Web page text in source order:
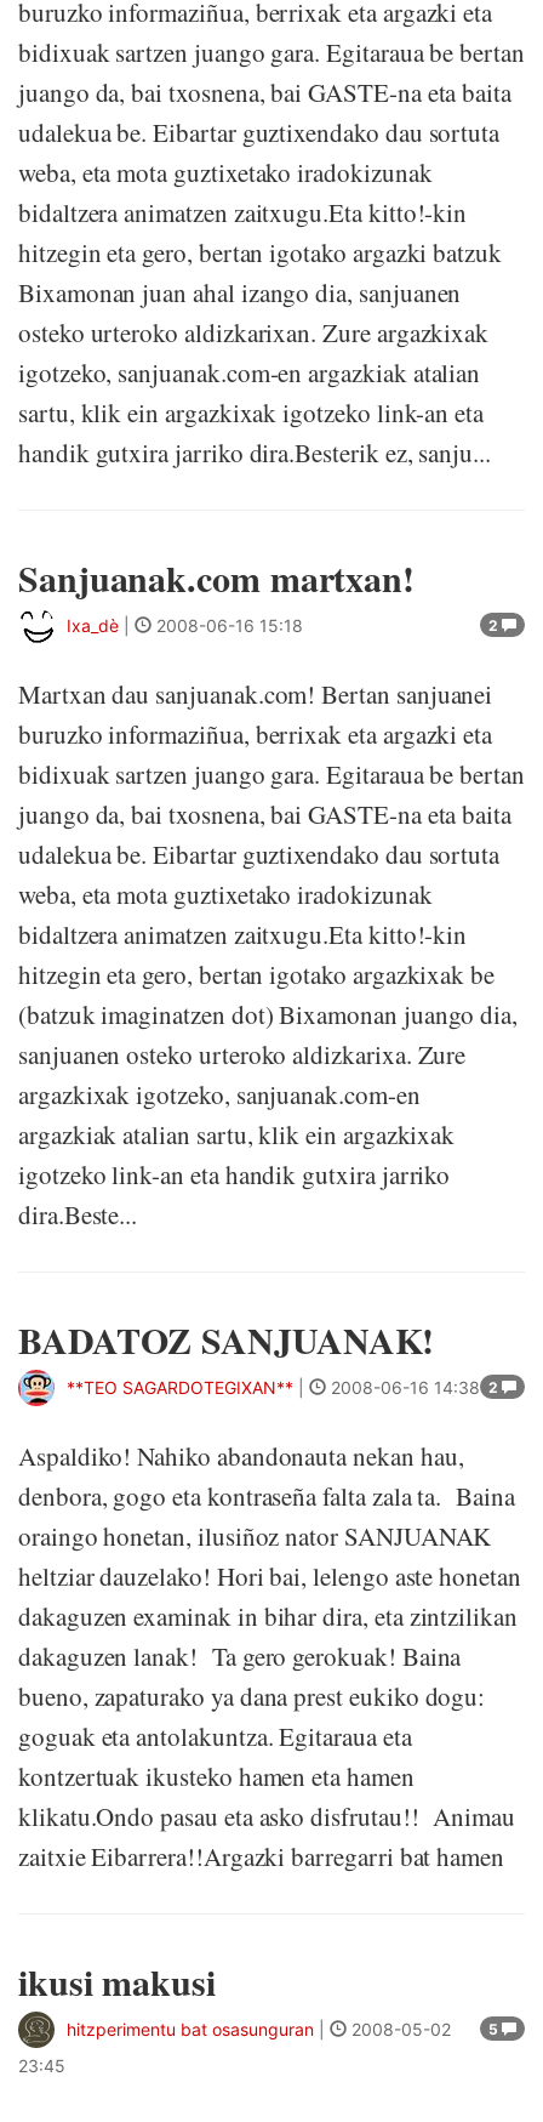
buruzko informaziñua, berrixak eta argazki eta
bidixuak sartzen juango gara. Egitaraua be bertan
juango da, bai txosnena, bai GASTE-na eta baita
udalekua be. Eibartar guztixendako dau sortuta
weba, eta mota guztixetako iradokizunak
bidaltzera animatzen zaitxugu.Eta kitto!-kin
hitzegin eta gero, bertan igotako argazki batzuk
Bixamonan juan ahal izango dia, sanjuanen
osteko urteroko aldizkarixan. Zure argazkixak
igotzeko, sanjuanak.com-en argazkiak atalian
sartu, klik ein argazkixak igotzeko link-an eta
handik gutxira jarriko dira.Besterik ez, sanju...
Sanjuanak.com martxan!
2
Ixa_dè 2008-06-16 15:18
Martxan dau sanjuanak.com! Bertan sanjuanei
buruzko informaziñua, berrixak eta argazki eta
bidixuak sartzen juango gara. Egitaraua be bertan
juango da, bai txosnena, bai GASTE-na eta baita
udalekua be. Eibartar guztixendako dau sortuta
weba, eta mota guztixetako iradokizunak
bidaltzera animatzen zaitxugu.Eta kitto!-kin
hitzegin eta gero, bertan igotako argazkixak be
(batzuk imaginatzen dot) Bixamonan juango dia,
sanjuanen osteko urteroko aldizkarixa. Zure
argazkixak igotzeko, sanjuanak.com-en
argazkiak atalian sartu, klik ein argazkixak
igotzeko link-an eta handik gutxira jarriko
dira.Beste...
BADATOZ SANJUANAK!
2
**TEO SAGARDOTEGIXAN** 2008-06-16 14:38
Aspaldiko! Nahiko abandonauta nekan hau,
denbora, gogo eta kontraseña falta zala ta. Baina
oraingo honetan, ilusiñoz nator SANJUANAK
heltziar dauzelako! Hori bai, lelengo aste honetan
dakaguzen examinak in bihar dira, eta zintzilikan
dakaguzen lanak! Ta gero gerokuak! Baina
bueno, zapaturako ya dana prest eukiko dogu:
goguak eta antolakuntza. Egitaraua eta
kontzertuak ikusteko hamen eta hamen
klikatu.Ondo pasau eta asko disfrutau!! Animau
zaitxie Eibarrera!!Argazki barregarri bat hamen
ikusi makusi
5
hitzperimentu bat osasunguran
2008-05-02
23:45